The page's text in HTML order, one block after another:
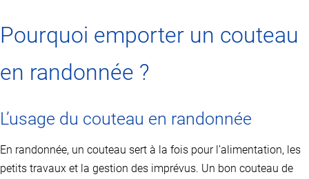
Pourquoi emporter un couteau
en randonnée ?
L’usage du couteau en randonnée
En randonnée, un couteau sert à la fois pour l’alimentation, les
petits travaux et la gestion des imprévus. Un bon couteau de